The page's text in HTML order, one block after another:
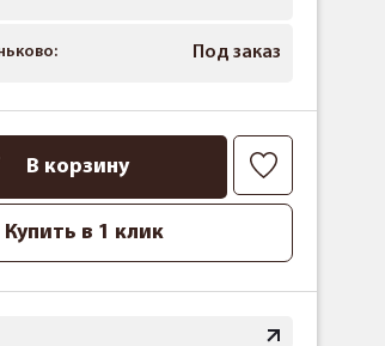
Под заказ
В корзину
Купить в 1 клик